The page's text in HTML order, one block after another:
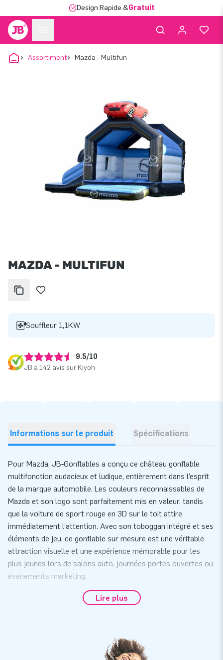
Design Rapide &Gratuit
Assortiment Mazda - Multifun
MAZDA - MULTIFUN
Souffleur 1,1KW
9.5/10
JB a 142 avis sur Kiyoh
Informations sur le produit Spécifications
Pour Mazda, JB‑Gonflables a conçu ce château gonflable
multifonction audacieux et ludique, entièrement dans l’esprit
de la marque automobile. Les couleurs reconnaissables de
Mazda et son logo sont parfaitement mis en valeur, tandis
que la voiture de sport rouge en 3D sur le toit attire
immédiatement l’attention. Avec son toboggan intégré et ses
éléments de jeu, ce gonflable sur mesure est une véritable
attraction visuelle et une expérience mémorable pour les
plus jeunes lors de salons auto, journées portes ouvertes ou
événements marketing.
Château gonflable sur mesure
gonflable! Un château gonflable avec votre propre
personnalisation, dans les couleurs de votre entreprise est
Lire plus